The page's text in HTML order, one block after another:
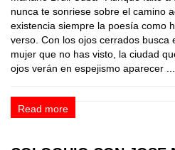
nunca te sonriese sobre el camino
existencia siempre la poesía como
verso. Con los ojos cerrados busca
mujer que no has visto, la ciudad
ojos verán en espejismo aparecer ...
Read more